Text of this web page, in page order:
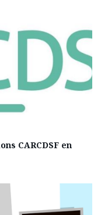
CARCDSF en